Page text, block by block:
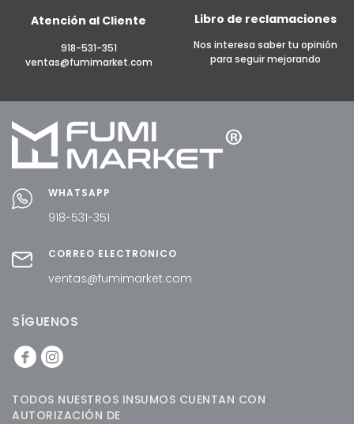
Atención al Cliente
918-531-351
ventas@fumimarket.com
Libro de reclamaciones
Nos interesa saber tu opinión
para seguir mejorando
WHATSAPP
918-531-351
CORREO ELECTRÓNICO
ventas@fumimarket.com
SÍGUENOS
TODOS NUESTROS INSUMOS CUENTAN CON
AUTORIZACIÓN DE